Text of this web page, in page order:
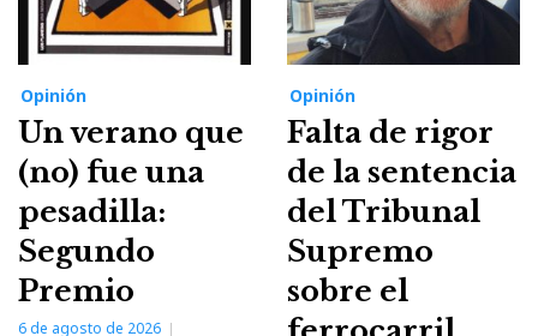
Opinión
Un verano que
(no) fue una
pesadilla:
Segundo
Premio
6 de agosto de 2026
Opinión
Falta de rigor
de la sentencia
del Tribunal
Supremo
sobre el